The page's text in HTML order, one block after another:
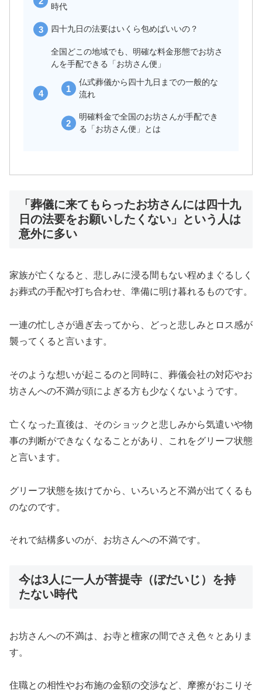
時代
四十九日の法要はいくら包めばいいの？
全国どこの地域でも、明確な料金形態でお坊さ
んを手配できる「お坊さん便」
仏式葬儀から四十九日までの一般的な
流れ
明確料金で全国のお坊さんが手配でき
る「お坊さん便」とは
「葬儀に来てもらったお坊さんには四十九
日の法要をお願いしたくない」という人は
意外に多い
家族が亡くなると、悲しみに浸る間もない程めまぐるしく
お葬式の手配や打ち合わせ、準備に明け暮れるものです。
一連の忙しさが過ぎ去ってから、どっと悲しみとロス感が
襲ってくると言います。
そのような想いが起こるのと同時に、葬儀会社の対応やお
坊さんへの不満が頭によぎる方も少なくないようです。
亡くなった直後は、そのショックと悲しみから気遣いや物
事の判断ができなくなることがあり、これをグリーフ状態
と言います。
グリーフ状態を抜けてから、いろいろと不満が出てくるも
のなのです。
それで結構多いのが、お坊さんへの不満です。
今は3人に一人が菩提寺（ぼだいじ）を持
たない時代
お坊さんへの不満は、お寺と檀家の間でさえ色々とありま
す。
住職との相性やお布施の金額の交渉など、摩擦がおこりそ